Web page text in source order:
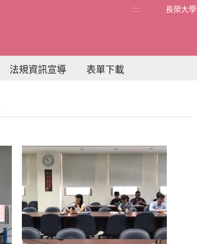
::: 長榮大學
法規資訊宣導 表單下載